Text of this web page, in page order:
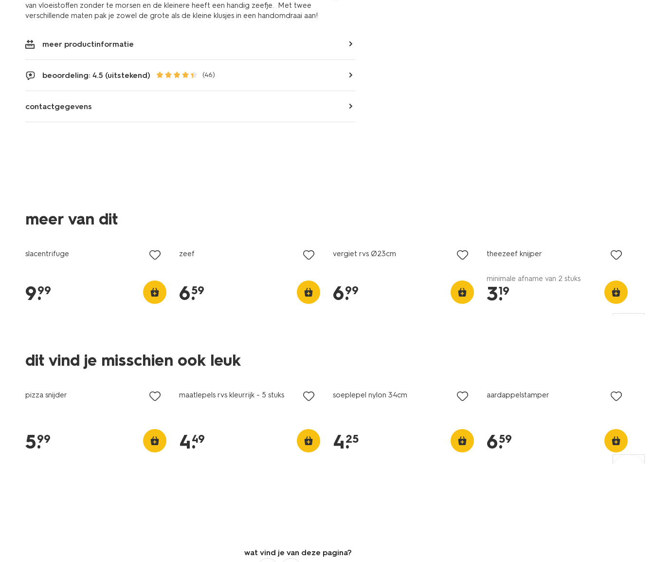
van vloeistoffen zonder te morsen en de kleinere heeft een handig zeefje. Met twee
verschillende maten pak je zowel de grote als de kleine klusjes in een handomdraai aan!
meer productinformatie
beoordeling: 4.5 (uitstekend) (46)
contactgegevens
meer van dit
slacentrifuge
9.
99
zeef
6.
59
vergiet rvs Ø23cm
6.
99
theezeef knijper
minimale afname van 2 stuks
3.
19
dit vind je misschien ook leuk
pizza snijder
5.
99
maatlepels rvs kleurrijk - 5 stuks
4.
49
soeplepel nylon 34cm
4.
25
aardappelstamper
6.
59
wat vind je van deze pagina?